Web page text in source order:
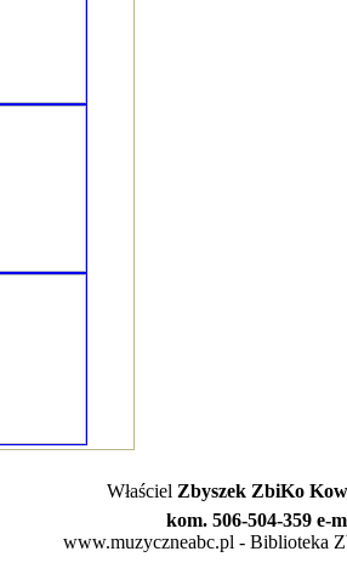
Właściel Zbyszek ZbiKo
kom. 506-504-359 e-
www.muzyczneabc.pl - Biblioteka